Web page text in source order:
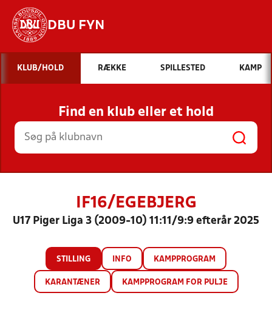
DBU FYN
Hvad vil du søge efter?
INDHOLD OG NYHEDER
STILLINGER, RESULTATER, KLUBBER OG
HOLD
KLUB/HOLD RÆKKE SPILLESTED KAMP
Find en klub eller et hold
IF16/EGEBJERG
U17 Piger Liga 3 (2009-10) 11:11/9:9 efterår 2025
STILLING INFO KAMPPROGRAM
KARANTÆNER KAMPPROGRAM FOR PULJE